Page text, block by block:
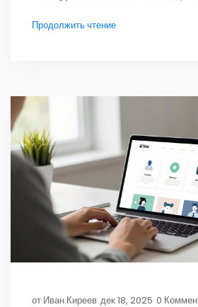
Продолжить чтение
от Иван Киреев дек 18, 2025 0